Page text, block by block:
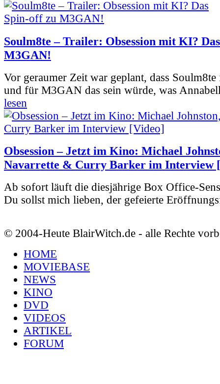
Soulm8te – Trailer: Obsession mit KI?
M3GAN!
Vor geraumer Zeit war geplant, dass
und für M3GAN das sein würde, was
lesen
Obsession – Jetzt im Kino: Michael
Navarrette & Curry Barker im Interview
Ab sofort läuft die diesjährige Box Office-
Du sollst mich lieben, der gefeierte
© 2004-Heute BlairWitch.de - alle Rechte
HOME
MOVIEBASE
NEWS
KINO
DVD
VIDEOS
ARTIKEL
FORUM